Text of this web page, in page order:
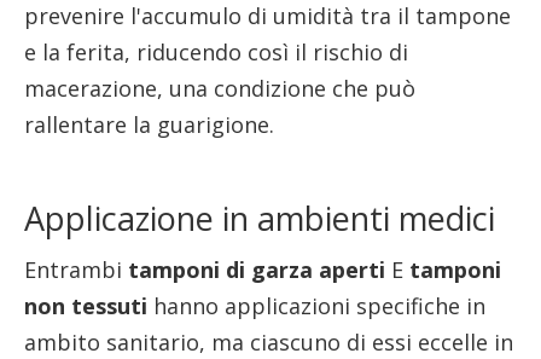
prevenire l'accumulo di umidità tra il tampone
e la ferita, riducendo così il rischio di
macerazione, una condizione che può
rallentare la guarigione.
Applicazione in ambienti medici
Entrambi tamponi di garza aperti E tamponi
non tessuti hanno applicazioni specifiche in
ambito sanitario, ma ciascuno di essi eccelle in